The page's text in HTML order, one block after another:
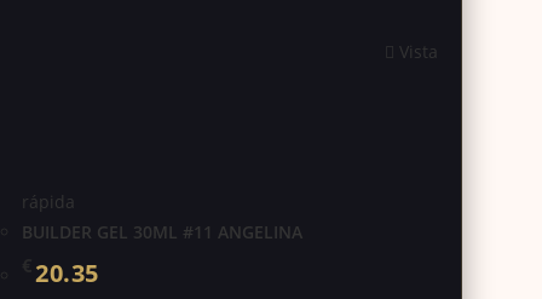
Vista
rápida
BUILDER GEL 30ML #11 ANGELINA
20.35